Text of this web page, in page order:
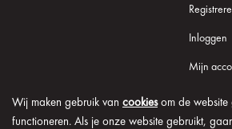
Wij maken gebruik van cookiesom de website
functioneren. Als je onze website gebruikt,
Inloggen
Mijn